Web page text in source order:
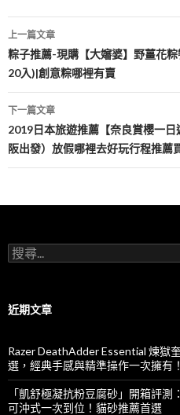
文
章
導
覽
上一篇文章
粽子推薦-現購【大嬸婆】野薑花
20入)|創意粽哪裡有賣
下一篇文章
2019日本旅遊推薦【奈良賞櫻一
阪出發）放假哪裡去好玩行程推薦
搜
尋
字:
近期文章
Razer DeathAdder Essential 煉獄
選，經典手感與精準操作一次擁有！
「凱舒極凝抗粉豆腐砂」開箱評測
可沖式一次到位！貓砂推薦首選